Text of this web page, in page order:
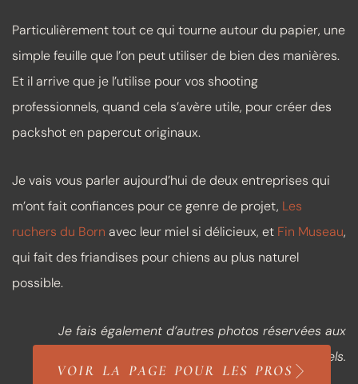
Particulièrement tout ce qui tourne autour du papier, une
simple feuille que l’on peut utiliser de bien des manières.
Et il arrive que je l’utilise pour vos shooting
professionnels, quand cela s’avère utile, pour créer des
packshot en papercut originaux.
Je vais vous parler aujourd’hui de deux entreprises qui
m’ont fait confiances pour ce genre de projet, Les
ruchers du Born avec leur miel si délicieux, et Fin Museau,
qui fait des friandises pour chiens au plus naturel
possible.
Je fais également d’autres photos réservées aux
professionnels.
VOIR LA PAGE POUR LES PROS